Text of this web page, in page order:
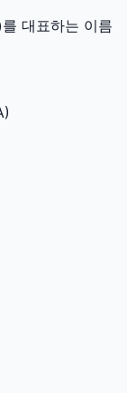
를 대표하는 이름